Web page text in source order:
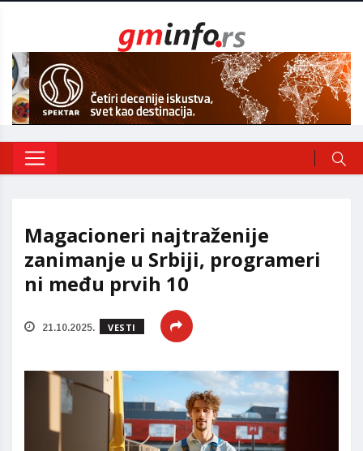
Magacioneri najtraženije
zanimanje u Srbiji, programeri
ni među prvih 10
21.10.2025. VESTI